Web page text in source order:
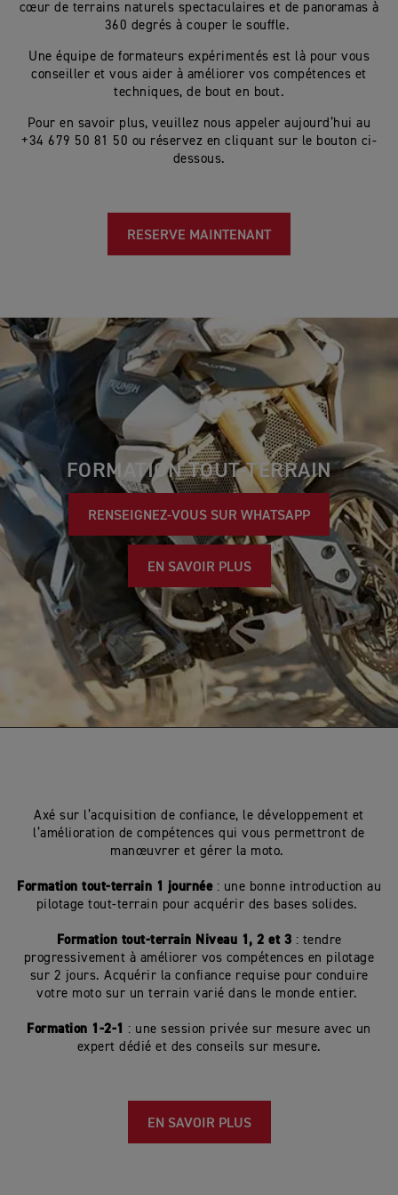
cœur de terrains naturels spectaculaires et de panoramas à
360 degrés à couper le souffle.
Une équipe de formateurs expérimentés est là pour vous
conseiller et vous aider à améliorer vos compétences et
techniques, de bout en bout.
Pour en savoir plus, veuillez nous appeler aujourd’hui au
+34 679 50 81 50 ou réservez en cliquant sur le bouton ci-
dessous.
RESERVE MAINTENANT
FORMATION TOUT-TERRAIN
RENSEIGNEZ-VOUS SUR WHATSAPP
EN SAVOIR PLUS
Axé sur l’acquisition de confiance, le développement et
l’amélioration de compétences qui vous permettront de
manœuvrer et gérer la moto.
Formation tout-terrain 1 journée: une bonne introduction au
pilotage tout-terrain pour acquérir des bases solides.
Formation tout-terrain Niveau 1, 2 et 3 : tendre
progressivement à améliorer vos compétences en pilotage
sur 2 jours. Acquérir la confiance requise pour conduire
votre moto sur un terrain varié dans le monde entier.
Formation 1-2-1 : une session privée sur mesure avec un
expert dédié et des conseils sur mesure.
EN SAVOIR PLUS